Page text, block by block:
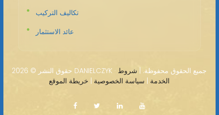
تكاليف التركيب
عائد الاستثمار
حقوق النشر © 2026 DANIELCZYK · جميع الحقوق محفوظة. | شروط
الخدمة
سياسة الخصوصية خريطة الموقع